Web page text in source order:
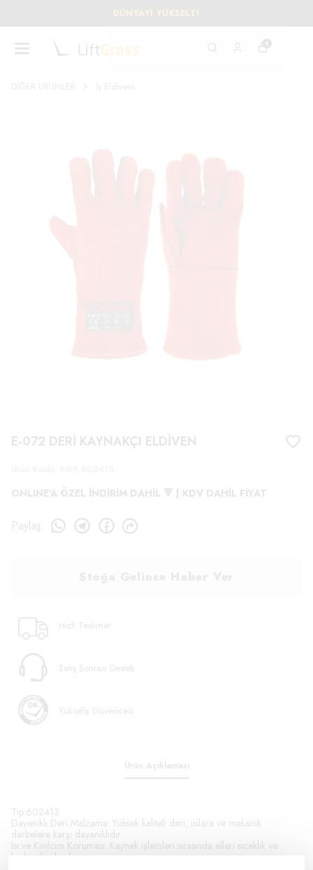
DÜNYAYI YÜKSELT!
0
E-072 DERİ KAYNAKÇI ELDİVEN
ONLINE'A ÖZEL İNDİRİM DAHİL 🔻 | KDV DAHİL FİYAT
Paylaş
Hızlı Teslimat
Satış Sonrası Destek
Yükseliş Güvencesi
Ürün Açıklaması
Tip:602413
Dayanıklı Deri Malzeme: Yüksek kaliteli deri, ısılara ve mekanik
darbelere karşı dayanıklıdır.
Isı ve Kıvılcım Koruması: Kaynak işlemleri sırasında elleri sıcaklık ve
kıvılcımlardan korur.